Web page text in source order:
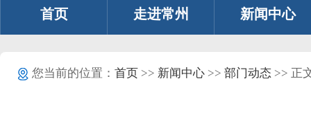
首页 走进常州 新闻中心
您当前的位置： 首页>> 新闻中心>> 部门动态>> 正